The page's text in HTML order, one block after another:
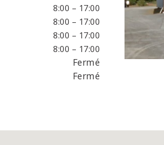
d'échappement et
Freins
8:00 – 17:00
8:00 – 17:00
8:00 – 17:00
8:00 – 17:00
Fermé
Fermé